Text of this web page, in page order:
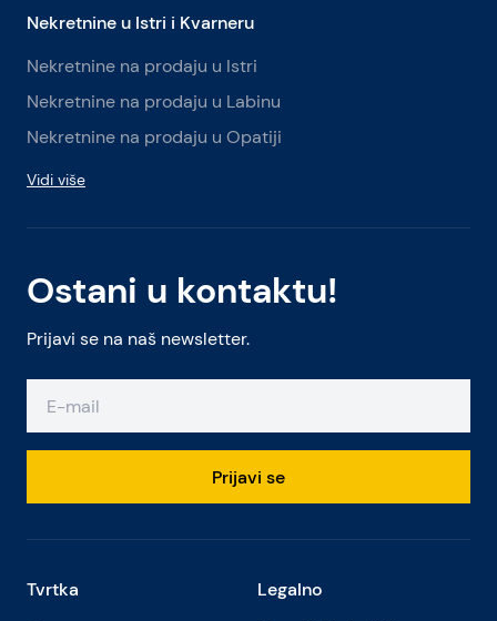
Ostani u kontaktu!
Prijavi se na naš newsletter.
Prijavi se
Nekretnine u Istri i Kvarneru
Nekretnine na prodaju u Istri
Nekretnine na prodaju u Labinu
Nekretnine na prodaju u Opatiji
Vidi više
Tvrtka Legalno